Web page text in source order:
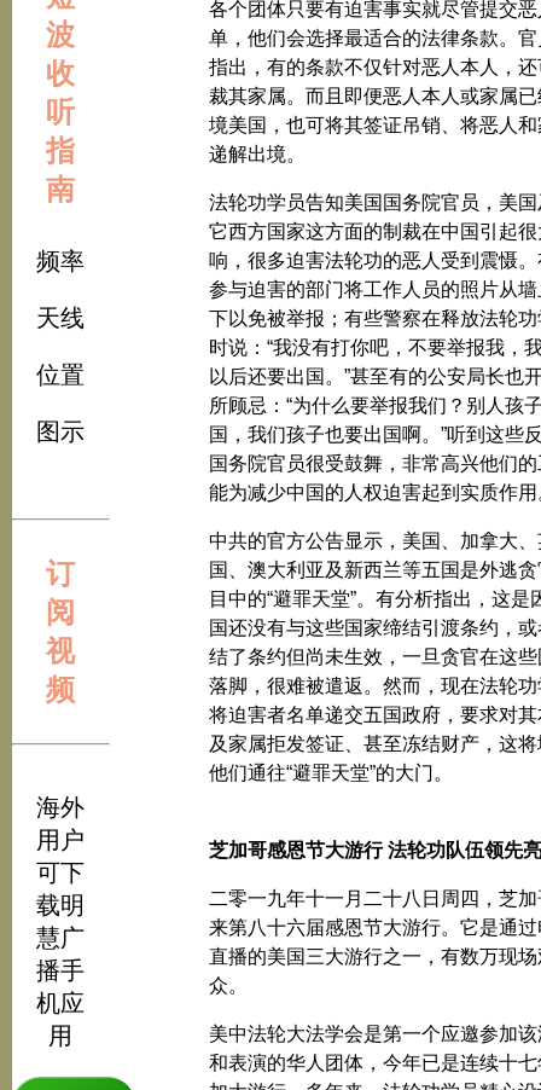
波
收
听
指
南
频率
天线
位置
图示
订
阅
视
频
海外
用户
可下
载明
慧广
播手
机应
用
各个团体只要有迫害事实就尽管提交恶
单，他们会选择最适合的法律条款。官
指出，有的条款不仅针对恶人本人，还
裁其家属。而且即便恶人本人或家属已
境美国，也可将其签证吊销、将恶人和
递解出境。
法轮功学员告知美国国务院官员，美国
它西方国家这方面的制裁在中国引起很
响，很多迫害法轮功的恶人受到震慑。
参与迫害的部门将工作人员的照片从墙
下以免被举报；有些警察在释放法轮功
时说：“我没有打你吧，不要举报我，
以后还要出国。”甚至有的公安局长也
所顾忌：“为什么要举报我们？别人孩
国，我们孩子也要出国啊。”听到这些
国务院官员很受鼓舞，非常高兴他们
能为减少中国的人权迫害起到实质作用
中共的官方公告显示，美国、加拿大、
国、澳大利亚及新西兰等五国是外逃
目中的“避罪天堂”。有分析指出，这是
国还没有与这些国家缔结引渡条约，
结了条约但尚未生效，一旦贪官在这些
落脚，很难被遣返。然而，现在法轮功
将迫害者名单递交五国政府，要求对其
及家属拒发签证、甚至冻结财产，这
他们通往“避罪天堂”的大门。
芝加哥感恩节大游行 法轮功队伍领先
二零一九年十一月二十八日周四，芝
来第八十六届感恩节大游行。它是通过
直播的美国三大游行之一，有数万现场
众。
美中法轮大法学会是第一个应邀参加该
和表演的华人团体，今年已是连续十七